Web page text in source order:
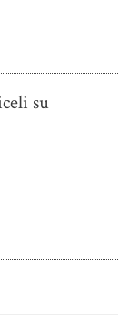
su